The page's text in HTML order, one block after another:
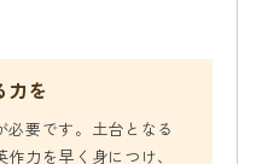
力を
必要です。土台となる
力を早く身につけ、